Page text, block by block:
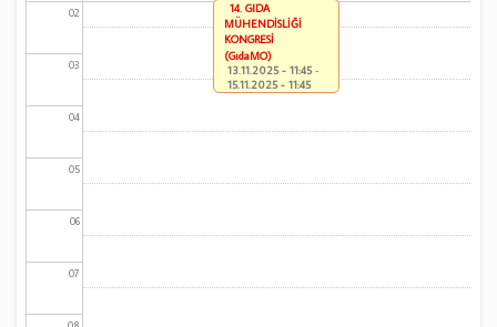
02
03
04
05
06
07
14. GIDA
MÜHENDİSLİĞİ
KONGRESİ
(GıdaMO)
13.11.2025 - 11:45-
15.11.2025 - 11:45